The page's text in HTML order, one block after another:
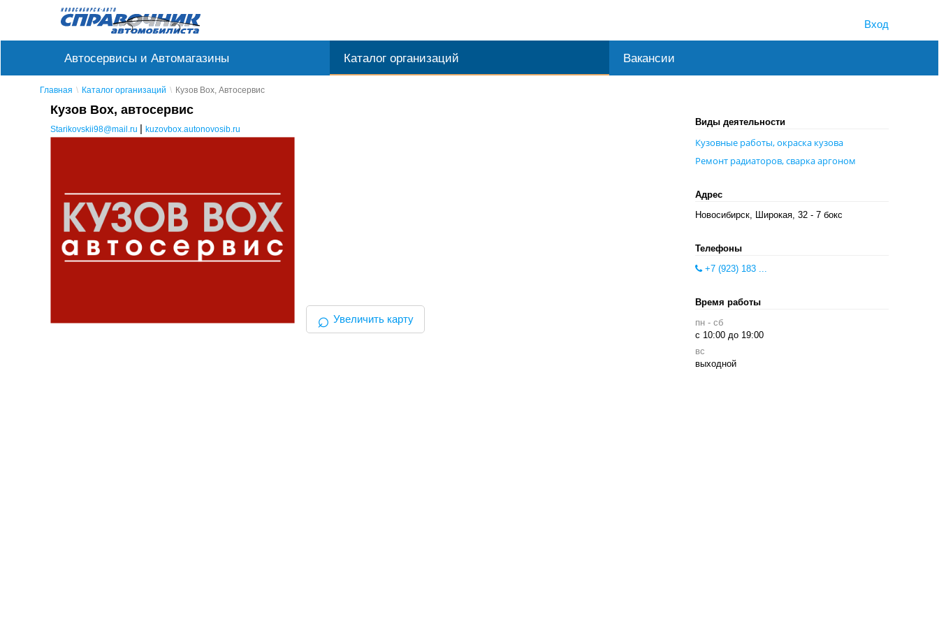
Вход
Автосервисы и Автомагазины Каталог организаций Вакансии
Главная Каталог организаций Кузов Box, Автосервис
Кузов Box, автосервис
Starikovskii98@mail.ru | kuzovbox.autonovosib.ru
⌕ Увеличить карту
Виды деятельности
Кузовные работы, окраска кузова
Ремонт радиаторов, сварка аргоном
Адрес
Новосибирск, Широкая, 32 - 7 бокс
Телефоны
+7 (923) 183 ...
Время работы
пн - сб
с 10:00 до 19:00
вс
выходной